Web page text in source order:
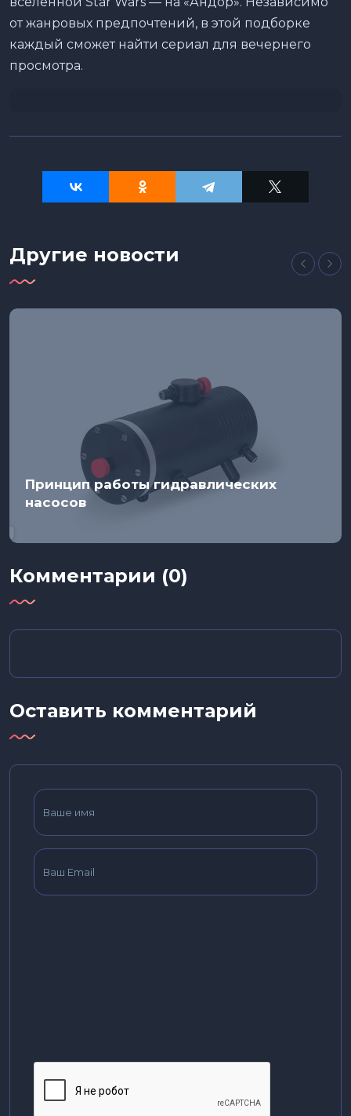
от жанровых предпочтений, в этой подборке
каждый сможет найти сериал для вечернего
просмотра.
Другие новости
Принцип работы гидравлических
насосов
Комментарии (0)
Оставить комментарий